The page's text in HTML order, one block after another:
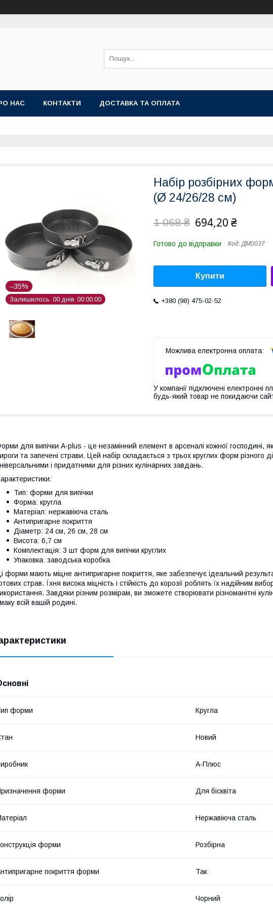
НАС КОНТАКТИ ДОСТАВКА ТА ОПЛАТА
–35%
Залишилось 00 днів 00 00 00
Набір розбірних
(Ø 24/26/28 см)
1 068 ₴ 694,20 ₴
Готово до відправки Код:ДМ0037
Купити
+380 (98) 475-02-52
У компанії підключені електронні
будь-який товар не покидаючи
для випічки A-plus - це незамінний елемент в арсеналі кожної господині,
та запечені страви. Цей набір складається з трьох круглих форм різного
і придатними для різних кулінарних завдань.
Тип: форми для випічки
Форма: кругла
Матеріал: нержавіюча сталь
Антипригарне покриття
Діаметр: 24 см, 26 см, 28 см
Висота: 6,7 см
Комплектація: 3 шт форм для випічки круглих
Упаковка: заводська коробка
форми мають міцне антипригарне покриття, яке забезпечує ідеальний результат
страв. Їхня висока міцність і стійкість до корозії роблять їх надійним
Завдяки різним розмірам, ви зможете створювати різноманітні
всій вашій родині.
форми Кругла
Новий
А-Плюс
форми Для бісквіта
Нержавіюча сталь
форми Розбірна
покриття форми Так
Чорний